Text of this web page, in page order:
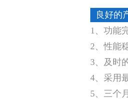
良好的
1、功能
2、性能
3、及时
4、采用
5、三个